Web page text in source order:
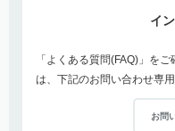
イ
「よくある質問(FAQ)」を
は、下記のお問い合わせ専
お問